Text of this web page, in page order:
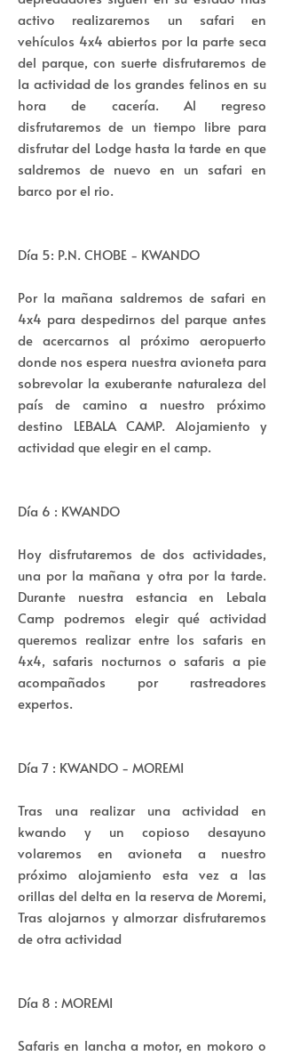
activo realizaremos un safari en
vehículos 4x4 abiertos por la parte seca
del parque, con suerte disfrutaremos de
la actividad de los grandes felinos en su
hora de cacería. Al regreso
disfrutaremos de un tiempo libre para
disfrutar del Lodge hasta la tarde en que
saldremos de nuevo en un safari en
barco por el rio.
Día 5: P.N. CHOBE - KWANDO
Por la mañana saldremos de safari en
4x4 para despedirnos del parque antes
de acercarnos al próximo aeropuerto
donde nos espera nuestra avioneta para
sobrevolar la exuberante naturaleza del
país de camino a nuestro próximo
destino LEBALA CAMP. Alojamiento y
actividad que elegir en el camp.
Día 6 : KWANDO
Hoy disfrutaremos de dos actividades,
una por la mañana y otra por la tarde.
Durante nuestra estancia en Lebala
Camp podremos elegir qué actividad
queremos realizar entre los safaris en
4x4, safaris nocturnos o safaris a pie
acompañados por rastreadores
expertos.
Día 7 : KWANDO - MOREMI
Tras una realizar una actividad en
kwando y un copioso desayuno
volaremos en avioneta a nuestro
próximo alojamiento esta vez a las
orillas del delta en la reserva de Moremi,
Tras alojarnos y almorzar disfrutaremos
de otra actividad
Día 8 : MOREMI
Safaris en lancha a motor, en mokoro o